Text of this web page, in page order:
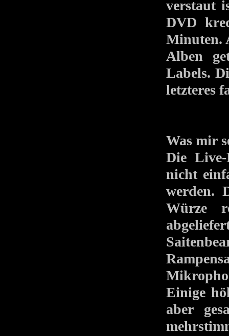
verstaut
DVD
Minuten.
Alben
Labels.
letzteres
Was mir
Die Live-
nicht
werden.
Würze
Einige
aber